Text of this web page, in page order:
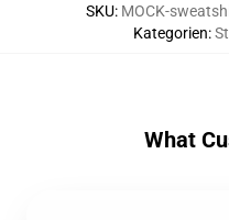
SKU: MOCK-
Kategorien:
What